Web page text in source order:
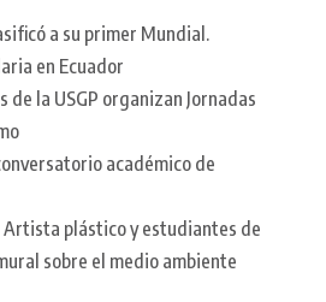
a su primer Mundial.
en Ecuador
de la USGP organizan Jornadas
académico de
Artista plástico y estudiantes de
sobre el medio ambiente